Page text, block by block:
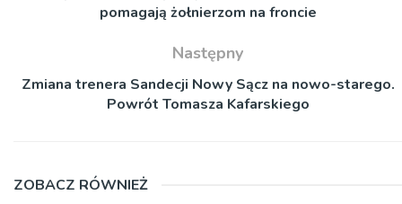
pomagają żołnierzom na froncie
Następny
Zmiana trenera Sandecji Nowy Sącz na nowo-starego.
Powrót Tomasza Kafarskiego
ZOBACZ RÓWNIEŻ